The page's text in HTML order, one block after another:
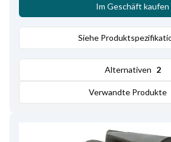
Im Geschäft kaufen
Siehe
Alternativen 2
Verwandte Produkte